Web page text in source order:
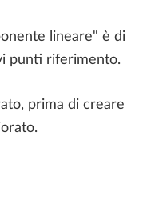
lineare" è di
punti riferimento.
prima di creare